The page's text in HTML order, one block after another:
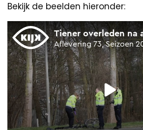
Bekijk de beelden hieronder: